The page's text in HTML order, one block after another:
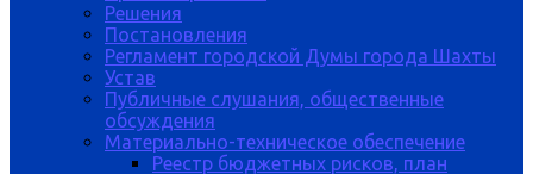
Решения
Постановления
Регламент городской Думы города Шахты
Устав
Публичные слушания, общественные
обсуждения
Материально-техническое обеспечение
Реестр бюджетных рисков, план